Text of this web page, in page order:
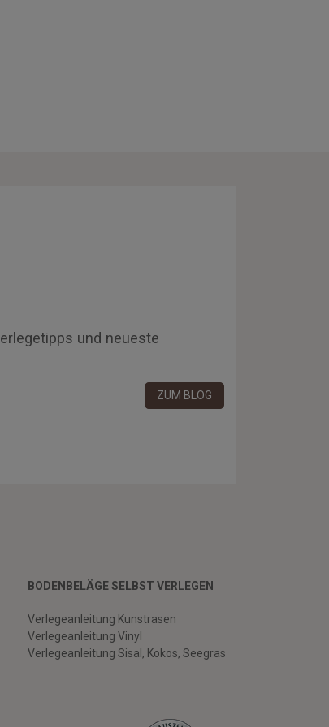
und neueste
ZUM BLOG
BODENBELÄGE SELBST VERLEGEN
Verlegeanleitung Kunstrasen
Verlegeanleitung Vinyl
Verlegeanleitung Sisal, Kokos, Seegras